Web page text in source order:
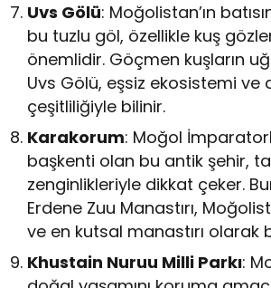
Uvs Gölü: Moğolistan’ın
bu tuzlu göl, özellikle kuş
önemlidir. Göçmen kuşların
Uvs Gölü, eşsiz ekosistemi ve
çeşitliliğiyle bilinir.
Karakorum: Moğol
başkenti olan bu antik şehir,
zenginlikleriyle dikkat çeker.
Erdene Zuu Manastırı,
ve en kutsal manastırı olarak
Khustain Nuruu Milli Parkı: